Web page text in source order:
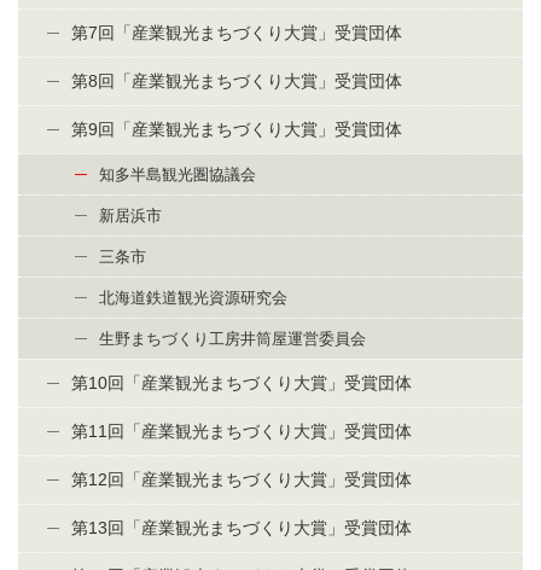
第7回「産業観光まちづくり大賞」受賞団体
第8回「産業観光まちづくり大賞」受賞団体
第9回「産業観光まちづくり大賞」受賞団体
知多半島観光圏協議会
新居浜市
三条市
北海道鉄道観光資源研究会
生野まちづくり工房井筒屋運営委員会
第10回「産業観光まちづくり大賞」受賞団体
第11回「産業観光まちづくり大賞」受賞団体
第12回「産業観光まちづくり大賞」受賞団体
第13回「産業観光まちづくり大賞」受賞団体